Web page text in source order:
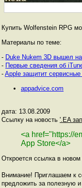
Купить Wolfenstein RPG
Материалы по теме:
- Duke Nukem 3D вышел
- Первые сведения об
- Apple защитит
appadvice.com
дата: 13.08.2009
Ссылку на новость '.EA
<a href="https://
App Store</a>
Откроется ссылка в новом
Внимание! Приглашаем к
предложить за полезную